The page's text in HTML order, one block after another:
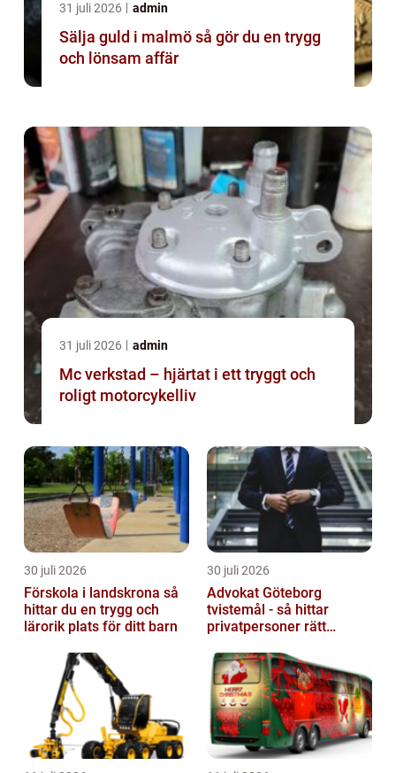
31 juli 2026 admin
Sälja guld i malmö så gör du en trygg
och lönsam affär
31 juli 2026 admin
Mc verkstad – hjärtat i ett tryggt och
roligt motorcykelliv
30 juli 2026
Förskola i landskrona så
hittar du en trygg och
lärorik plats för ditt barn
30 juli 2026
Advokat Göteborg
tvistemål - så hittar
privatpersoner rätt